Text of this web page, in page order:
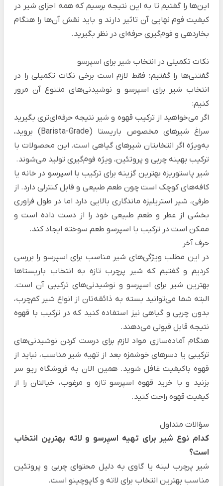
این‌ها را گفتیم تا به این نتیجه برسیم که همه اجزای شیر در
کیفیت فوم نهایی آن تاثیر دارند و باید نقش آن‌ها را هنگام
بخاردهی و فوم‌‌گیری حرفه‌ای در نظر بگیرید.
نکات تکمیلی در انتخاب شیر برای اسپرسو
گفتنی‌ها را گفتیم؛ فقط لازم است برخی نکات تکمیلی را در
انتخاب شیر برای اسپرسو و نوشیدنی‌های متنوع آن مرور
کنیم:
اگر می‌خواهید از ترکیب قهوه و شیر نتیجه حرفه‌‌ای‌تری بگیرید
سراغ شیرهای مخصوص باریستا (Barista-Grade) بروید،
به‌ویژه اگر انتخابتان شیرهای گیاهی است. این محصولات با
ترکیب بهینه چربی و پروتئین‌، ویژه فوم‌گیری تولید می‌شوند.
شیر پاستوریزه بهترین گزینه برای ترکیب با اسپرسو در خانه یا
کافه‌های کوچک است چون طعم طبیعی و قابل کنترلی دارد. از
طرفی، شیر استریلیزه ماندگاری بالایی دارد اما در طول فراوری
بخشی از عطر و طعم طبیعی خود را از دست داده است و
ممکن است در ترکیب با اسپرسو طعم سوخته ایجاد کند.
حرف آخر
در این مطلب ویژگی‌های شیر مناسب برای اسپرسو را بررسی
کردیم و گفتیم که شیر پرچرب تازه به انتخاب باریستاها
بهترین شیر برای اسپرسو و نوشیدنی‌های ترکیبی آن است.
البته شما می‌توانید بسته به ذائقه‌تان از انواع شیر کم‌چرب،
بدون چربی و گیاهی نیز استفاده کنید که در ترکیب با قهوه
نتیجه قابل قبولی می‌دهند.
هنگام آماده‌سازی مواد لازم برای درست کردن نوشیدنی‌های
ترکیبی یا دسرهای خوشمزه بعد از تهیه شیر مناسب، نباید از
قهوه باکیفیت غافل شوید. همین الان به فروشگاه ریو سر
بزنید و با خرید قهوه اسپرسوتازه و مرغوب، خیالتان را از
کیفیت قهوه راحت کنید.
سؤالات متداول
کدام نوع شیر برای تهیه اسپرسو و لاته بهترین انتخاب
است؟
شیر پرچرب لبنه یا گاوی به دلیل محتوای چربی و پروتئین
مناسب بهترین انتخاب برای لاته و کاپوچینو است.